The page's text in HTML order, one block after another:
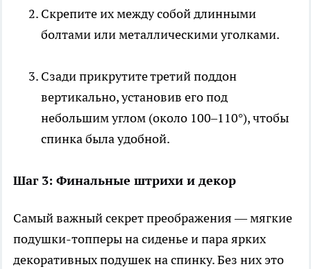
Скрепите их между собой длинными
болтами или металлическими уголками.
Сзади прикрутите третий поддон
вертикально, установив его под
небольшим углом (около 100–110°), чтобы
спинка была удобной.
Шаг 3: Финальные штрихи и декор
Самый важный секрет преображения — мягкие
подушки-топперы на сиденье и пара ярких
декоративных подушек на спинку. Без них это